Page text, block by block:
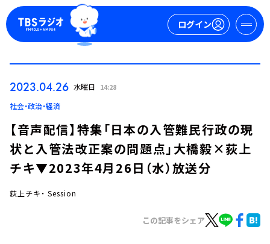
ログイン
2023.04.26 水曜日 14:28
社会・政治・経済
【音声配信】特集「日本の入管難民行政の現
状と入管法改正案の問題点」大橋毅×荻上
チキ▼2023年4月26日（水）放送分
荻上チキ・ Session
この記事をシェア